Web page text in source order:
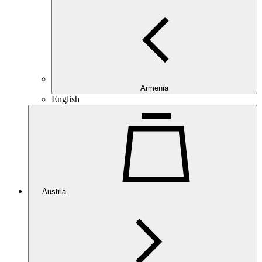
Armenia
English
Austria